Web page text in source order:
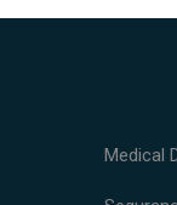
Medical